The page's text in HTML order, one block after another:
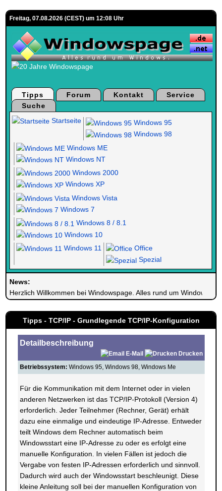
Freitag, 07.08.2026 (CEST) um 12:08 Uhr
Tipps Forum Kontakt
Service
Suche
Startseite
Windows 95
Windows 98
Windows ME
Windows NT
Windows 2000
Windows XP
Windows Vista
Windows 7
Windows 8 / 8.1
Windows 10
Windows 11
Office
Spezial
News:
Herzlich Willkommen bei Windowspage. Alles rund um Windows.
Tipps - TCP/IP - Grundlegende TCP/IP-Konfiguration
Detailbeschreibung
E-Mail
Drucken
Betriebssystem: Windows 95, Windows 98, Windows Me
Für die Kommunikation mit dem Internet oder in vielen
anderen Netzwerken ist das TCP/IP-Protokoll (Version 4)
erforderlich. Jeder Teilnehmer (Rechner, Gerät) erhält
dazu eine einmalige und eindeutige IP-Adresse. Entweder
teilt Windows dem Rechner automatisch beim
Windowsstart eine IP-Adresse zu oder es erfolgt eine
manuelle Konfiguration. In vielen Fällen ist jedoch die
Vergabe von festen IP-Adressen erforderlich und sinnvoll.
Dadurch wird auch der Windowsstart beschleunigt. Diese
kleine Anleitung soll bei der manuellen Konfiguration von